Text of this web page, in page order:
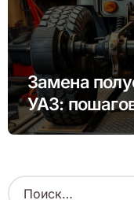
Замена
УАЗ:
Н